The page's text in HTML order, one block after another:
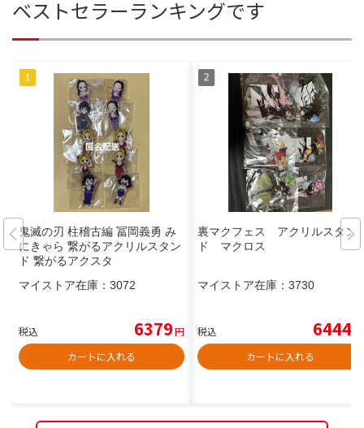
ベストセラーランキングです
鬼滅の刃 柱稽古編 冨岡義勇 み
にきゃら 繋がるアクリルスタン
ド 繋がるアクスタ
マイストア在庫： 3072
税込 6379円
カートに入れる
裏マクフェス アクリルスタン
ド マクロス
マイストア在庫： 3730
税込 6444
カートに入れる